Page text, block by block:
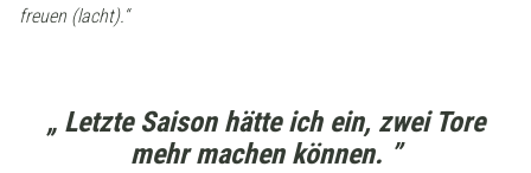
freuen (lacht).“
„ Letzte Saison hätte ich ein, zwei Tore
mehr machen können. ”